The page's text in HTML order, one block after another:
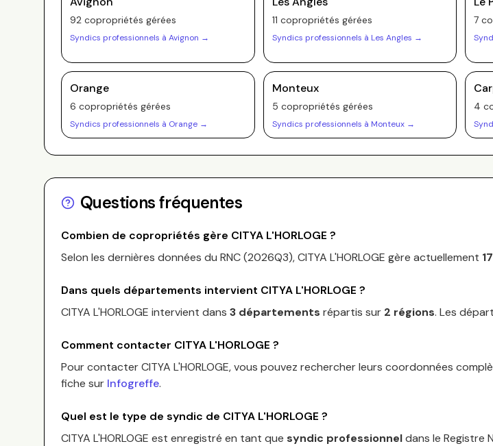
92 copropriétés gérées
Syndics professionnels à Avignon →
11 copropriétés gérées
Syndics professionnels à Les Angles →
7
Orange
6 copropriétés gérées
Syndics professionnels à Orange →
Monteux
5 copropriétés gérées
Syndics professionnels à Monteux→
4
Questions fréquentes
Combien de copropriétés gère CITYA L'HORLOGE ?
Selon les dernières données du RNC (2026Q3),CITYA L'HORLOGE gère actuellement
Dans quels départements intervient CITYA L'HORLOGE ?
CITYA L'HORLOGE intervient dans 3 départements répartis sur 2 régions. Les
Comment contacter CITYA L'HORLOGE ?
Pour contacterCITYA L'HORLOGE, vous pouvez rechercher leurs coordonnées
fiche sur Infogreffe.
Quel est le type de syndic de CITYA L'HORLOGE ?
CITYA L'HORLOGE est enregistré en tant que syndic professionneldans le Registre